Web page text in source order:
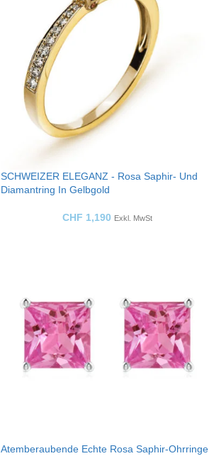
SCHWEIZER ELEGANZ - Rosa Saphir- Und
Diamantring In Gelbgold
CHF 1,190 Exkl. MwSt
Atemberaubende Echte Rosa Saphir-Ohrringe